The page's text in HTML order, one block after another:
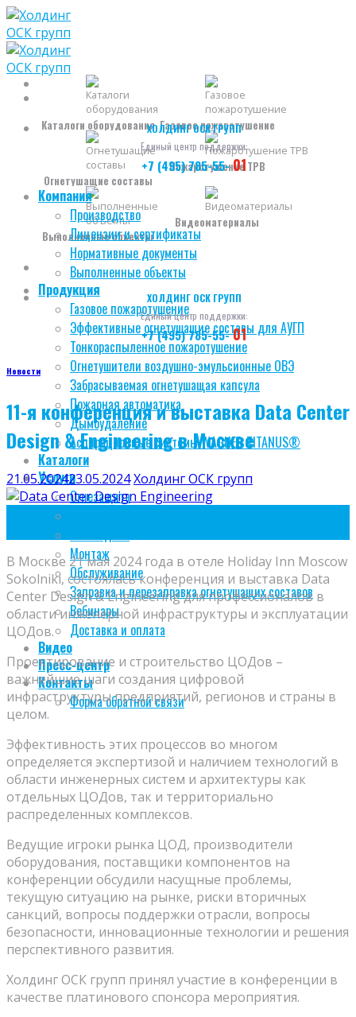
Skip
to
content
ХОЛДИНГ ОСК ГРУПП
Единый центр поддержки:
+7 (495) 785-55- 01
Компания
Производство
Лицензии и сертификаты
Нормативные документы
Выполненные объекты
Продукция
Газовое пожаротушение
Эффективные огнетушащие составы для АУГП
Тонкораспыленное пожаротушение
Огнетушители воздушно-эмульсионные ОВЭ
Забрасываемая огнетушащая капсула
Пожарная автоматика
Дымоудаление
Аспирационные системы WAGNER TITANUS®
Каталоги
Услуги
Огнезащита
Монтаж
Обслуживание
Заправка и перезаправка огнетушащих составов
Вебинары
Доставка и оплата
Видео
Пресс-центр
Контакты
Форма обратной связи
Каталоги оборудования Газовое пожаротушение
Огнетушащие составы
Пожаротушение ТРВ
Выполненные объекты
Видеоматериалы
ХОЛДИНГ ОСК ГРУПП
Единый центр поддержки:
+7 (495) 785-55-01
Новости
11-я конференция и выставка Data Center
Design & Engineering в Москве
21.05.202423.05.2024Холдинг ОСК групп
В Москве 21 мая 2024 года в отеле Holiday Inn Moscow
Sokolniki, состоялась конференция и выставка Data
Center Design & Engineering для профессионалов в
области инженерной инфраструктуры и эксплуатации
ЦОДов.
Проектирование и строительство ЦОДов –
важнейшие шаги создания цифровой
инфраструктуры предприятий, регионов и страны в
целом.
Эффективность этих процессов во многом
определяется экспертизой и наличием технологий в
области инженерных систем и архитектуры как
отдельных ЦОДов, так и территориально
распределенных комплексов.
Ведущие игроки рынка ЦОД, производители
оборудования, поставщики компонентов на
конференции обсудили насущные проблемы,
текущую ситуацию на рынке, риски вторичных
санкций, вопросы поддержки отрасли, вопросы
безопасности, инновационные технологии и решения
перспективного развития.
Холдинг ОСК групп принял участие в конференции в
качестве платинового спонсора мероприятия.